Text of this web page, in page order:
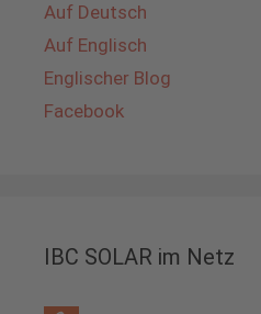
Auf Deutsch
Auf Englisch
Englischer Blog
Facebook
IBC SOLAR im Netz